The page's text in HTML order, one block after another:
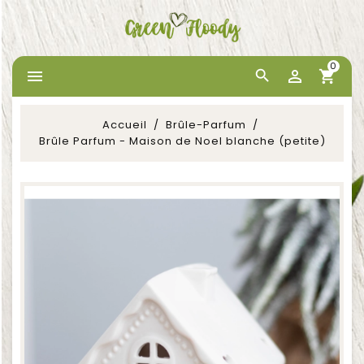


0
Accueil
Brûle-Parfum
Brûle Parfum - Maison de Noel blanche (petite)